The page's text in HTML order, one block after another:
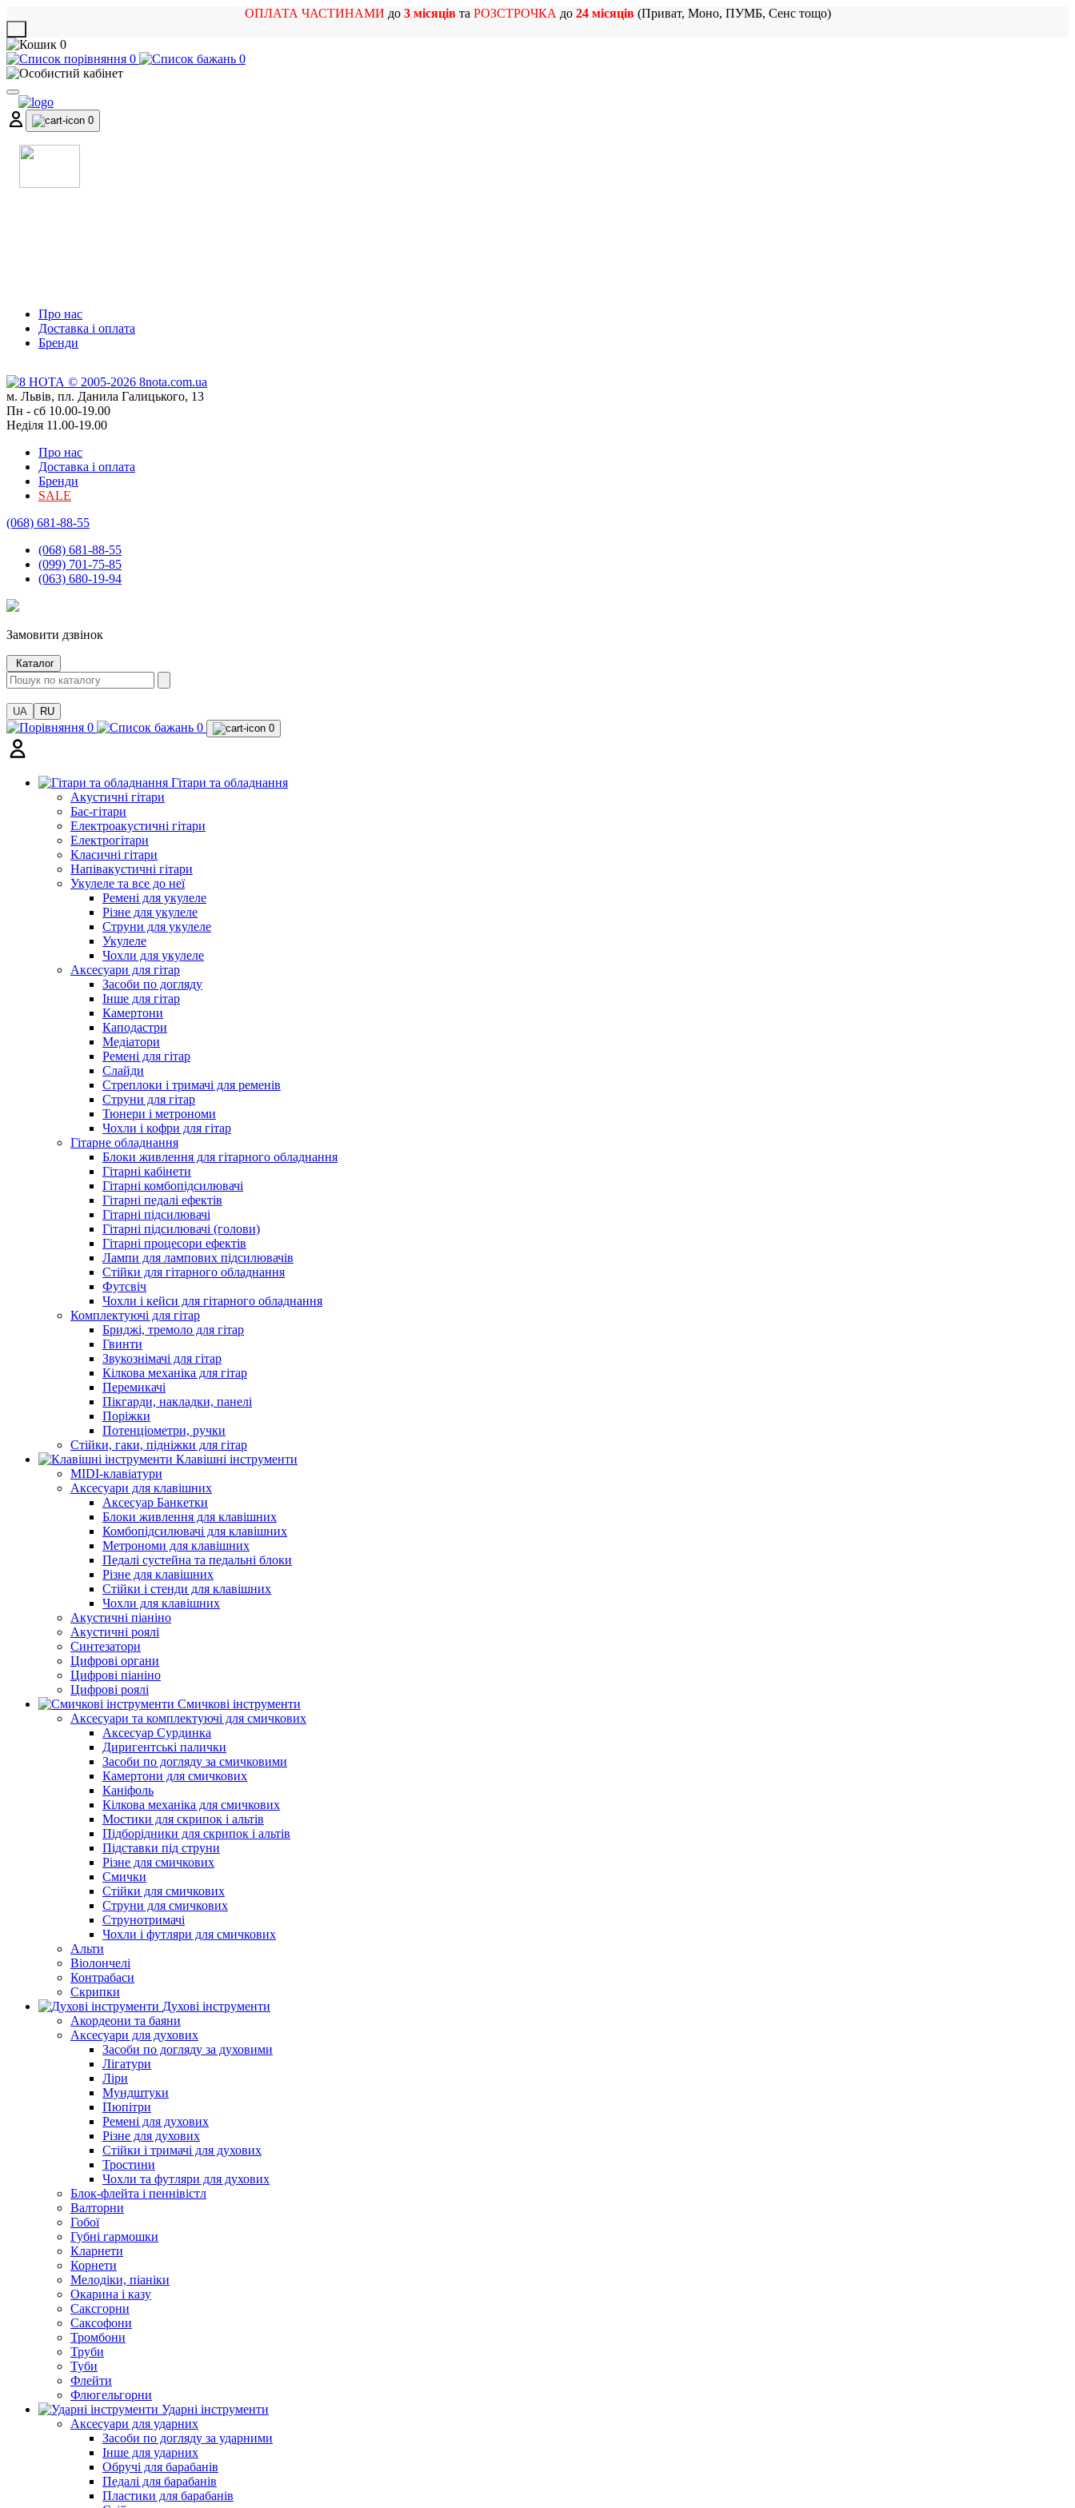
ОПЛАТА ЧАСТИНАМИ до 3 місяцівта РОЗСТРОЧКА до 24 місяців(Приват, Моно, ПУМБ, Сенс тощо)
0
0
0
0
Про нас
Доставка і оплата
Бренди
м. Львів, пл. Данила Галицького, 13
Пн - сб 10.00-19.00
Неділя 11.00-19.00
Про нас
Доставка і оплата
Бренди
SALE
(068) 681-88-55
(068) 681-88-55
(099) 701-75-85
(063) 680-19-94
Замовити дзвінок
Каталог
UA RU
0 0 0
Гітари та обладнання
Акустичні гітари
Бас-гітари
Електроакустичні гітари
Електрогітари
Класичні гітари
Напівакустичні гітари
Укулеле та все до неї
Ремені для укулеле
Різне для укулеле
Струни для укулеле
Укулеле
Чохли для укулеле
Аксесуари для гітар
Засоби по догляду
Інше для гітар
Камертони
Каподастри
Медіатори
Ремені для гітар
Слайди
Стреплоки і тримачі для ременів
Струни для гітар
Тюнери і метрономи
Чохли і кофри для гітар
Гітарне обладнання
Блоки живлення для гітарного обладнання
Гітарні кабінети
Гітарні комбопідсилювачі
Гітарні педалі ефектів
Гітарні підсилювачі
Гітарні підсилювачі (голови)
Гітарні процесори ефектів
Лампи для лампових підсилювачів
Стійки для гітарного обладнання
Футсвіч
Чохли і кейси для гітарного обладнання
Комплектуючі для гітар
Бриджі, тремоло для гітар
Гвинти
Звукознімачі для гітар
Кілкова механіка для гітар
Перемикачі
Пікгарди, накладки, панелі
Поріжки
Потенціометри, ручки
Стійки, гаки, підніжки для гітар
Клавішні інструменти
MIDI-клавіатури
Аксесуари для клавішних
Аксесуар Банкетки
Блоки живлення для клавішних
Комбопідсилювачі для клавішних
Метрономи для клавішних
Педалі сустейна та педальні блоки
Різне для клавішних
Стійки і стенди для клавішних
Чохли для клавішних
Акустичні піаніно
Акустичні роялі
Синтезатори
Цифрові органи
Цифрові піаніно
Цифрові роялі
Смичкові інструменти
Аксесуари та комплектуючі для смичкових
Аксесуар Сурдинка
Диригентські палички
Засоби по догляду за смичковими
Камертони для смичкових
Каніфоль
Кілкова механіка для смичкових
Мостики для скрипок і альтів
Підборiдники для скрипок і альтів
Підставки під струни
Різне для смичкових
Смички
Стійки для смичкових
Струни для смичкових
Струнотримачі
Чохли і футляри для смичкових
Альти
Віолончелі
Контрабаси
Скрипки
Духові інструменти
Акордеони та баяни
Аксесуари для духових
Засоби по догляду за духовими
Лігатури
Ліри
Мундштуки
Пюпітри
Ремені для духових
Різне для духових
Стійки і тримачі для духових
Тростини
Чохли та футляри для духових
Блок-флейта і пеннівістл
Валторни
Гобої
Губні гармошки
Кларнети
Корнети
Мелодіки, піаніки
Окарина і казу
Саксгорни
Саксофони
Тромбони
Труби
Туби
Флейти
Флюгельгорни
Ударні інструменти
Аксесуари для ударних
Засоби по догляду за ударними
Інше для ударних
Обручі для барабанів
Педалі для барабанів
Пластики для барабанів